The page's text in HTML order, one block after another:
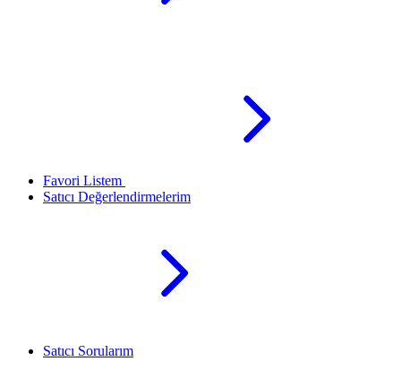
Favori Listem
Satıcı Değerlendirmelerim
Satıcı Sorularım